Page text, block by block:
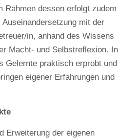
Rahmen dessen erfolgt zudem
mit der
in, anhand des Wissens
Macht- und Selbstreflexion. In
Gelernte praktisch erprobt und
eigener Erfahrungen und
Erweiterung der eigenen